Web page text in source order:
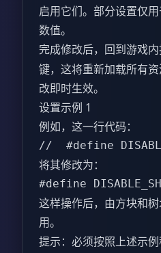
启用它们。部分设置仅
数值。
完成修改后，回到游戏
键，这将重新加载所有
改即时生效。
设置示例 1
例如，这一行代码：
//  #define
将其修改为：
#define
这样操作后，由方块和
用。
提示：必须按照上述示